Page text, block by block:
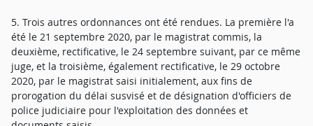
5. Trois autres ordonnances ont été rendues. La première l'a
été le 21 septembre 2020, par le magistrat commis, la
deuxième, rectificative, le 24 septembre suivant, par ce même
juge, et la troisième, également rectificative, le 29 octobre
2020, par le magistrat saisi initialement, aux fins de
prorogation du délai susvisé et de désignation d'officiers de
police judiciaire pour l'exploitation des données et